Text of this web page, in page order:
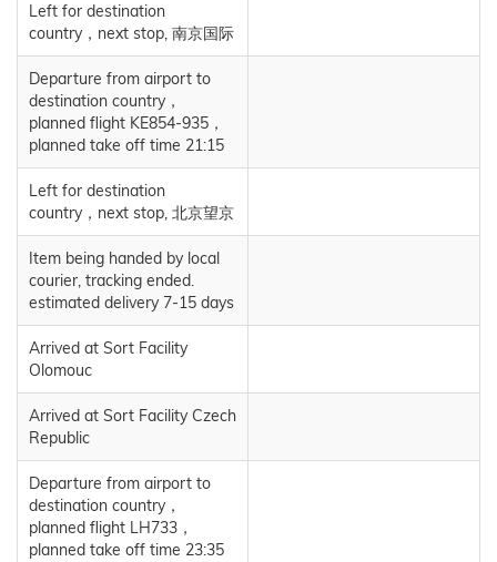
Left for destination
country，next stop, 南京国际
Departure from airport to
destination country，
planned flight KE854-935，
planned take off time 21:15
Left for destination
country，next stop, 北京望京
Item being handed by local
courier, tracking ended.
estimated delivery 7-15 days
Arrived at Sort Facility
Olomouc
Arrived at Sort Facility Czech
Republic
Departure from airport to
destination country，
planned flight LH733，
planned take off time 23:35